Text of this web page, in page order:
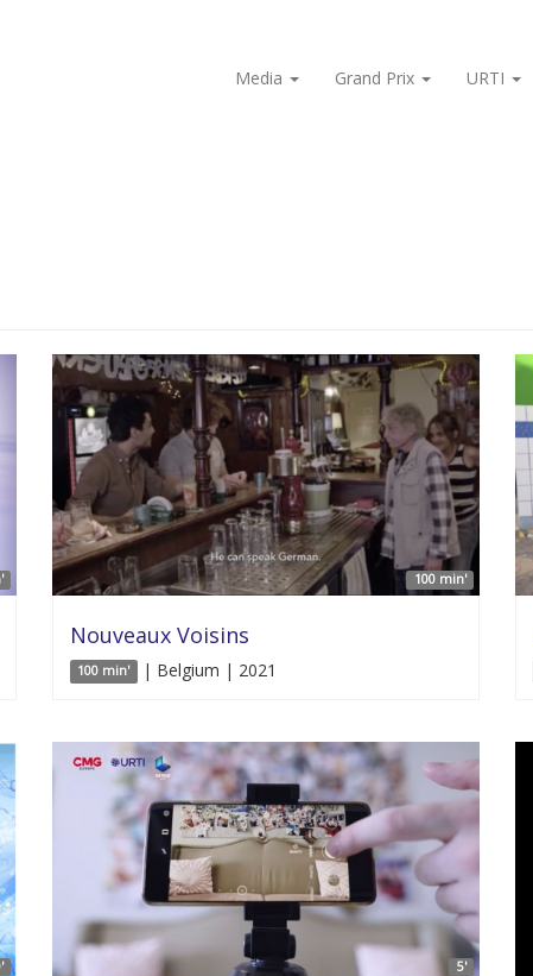
Media
Grand Prix URTI
100 min'
Nouveaux Voisins
100 min' | Belgium | 2021
5'